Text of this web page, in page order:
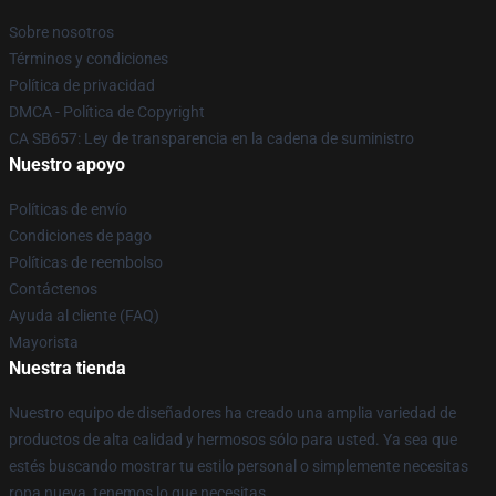
Sobre nosotros
Términos y condiciones
Política de privacidad
DMCA - Política de Copyright
CA SB657: Ley de transparencia en la cadena de suministro
Nuestro apoyo
Políticas de envío
Condiciones de pago
Políticas de reembolso
Contáctenos
Ayuda al cliente (FAQ)
Mayorista
Nuestra tienda
Nuestro equipo de diseñadores ha creado una amplia variedad de
productos de alta calidad y hermosos sólo para usted. Ya sea que
estés buscando mostrar tu estilo personal o simplemente necesitas